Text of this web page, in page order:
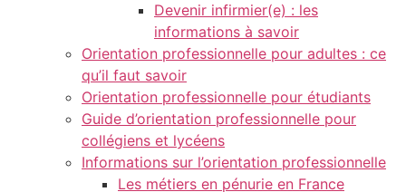
Devenir infirmier(e) : les
informations à savoir
Orientation professionnelle pour adultes : ce
qu’il faut savoir
Orientation professionnelle pour étudiants
Guide d’orientation professionnelle pour
collégiens et lycéens
Informations sur l’orientation professionnelle
Les métiers en pénurie en France